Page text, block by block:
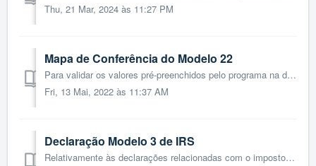
Thu, 21 Mar, 2024 às 11:27 PM
Mapa de Conferência do Modelo 22
Para validar os valores pré-preenchidos pelo programa na declaração Modelo 22, poderá consultar o mapa de conferência Modelo 22, disponível no menu Contabil...
Fri, 13 Mai, 2022 às 11:37 AM
Declaração Modelo 3 de IRS
Relativamente às declarações relacionadas com o imposto sobre o rendimento, estão disponíveis: Declaração Modelo 10, Declaração Modelo 22 do IRC e Declar...